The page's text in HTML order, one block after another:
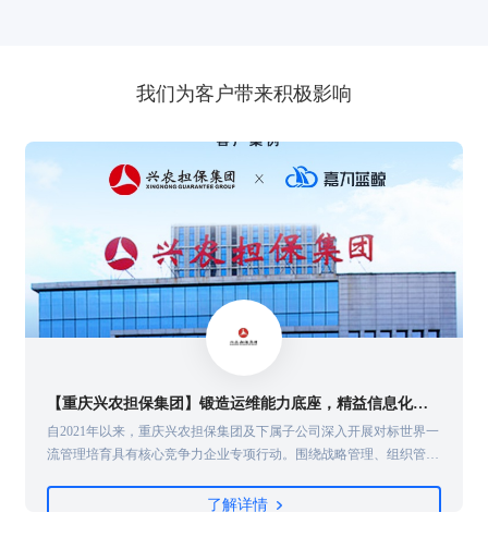
我们为客户带来积极影响
【重庆兴农担保集团】锻造运维能力底座，精益信息化管理
自2021年以来，重庆兴农担保集团及下属子公司深入开展对标世界一
流管理培育具有核心竞争力企业专项行动。围绕战略管理、组织管
息化管理等8个领域，找差距、补短板、强弱项，加强管理体系和管
了解详情